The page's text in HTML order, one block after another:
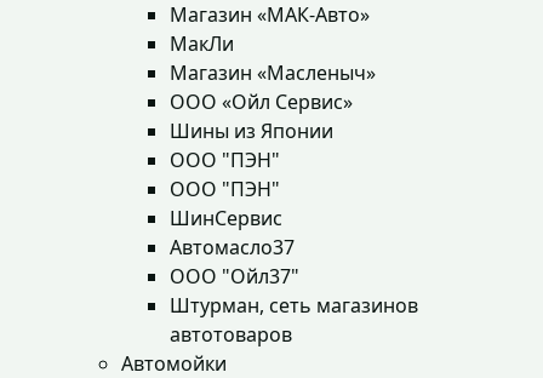
Магазин «МАК-Авто»
МакЛи
Магазин «Масленыч»
ООО «Ойл Сервис»
Шины из Японии
ООО "ПЭН"
ООО "ПЭН"
ШинСервис
Автомасло37
ООО "Ойл37"
Штурман, сеть магазинов
автотоваров
Автомойки